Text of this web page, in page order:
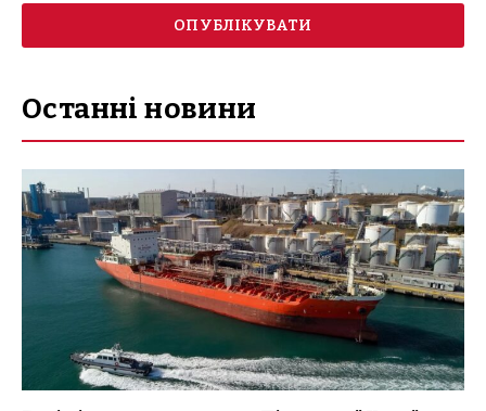
Останні новини